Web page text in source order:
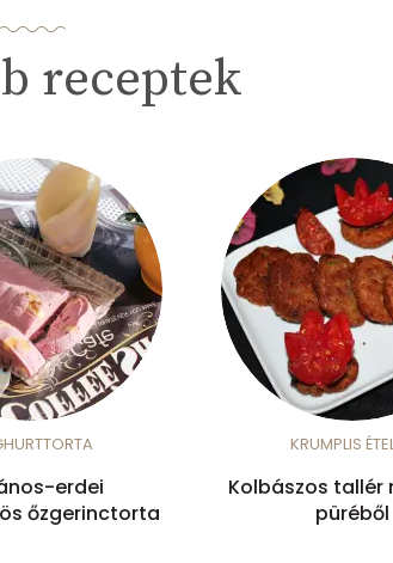
receptek
erdei
őzgerinctorta
KRUMPLIS
Kolbászos tallér
püréből